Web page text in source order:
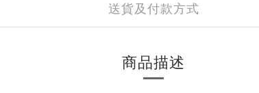
送貨及付款方式
商品描述